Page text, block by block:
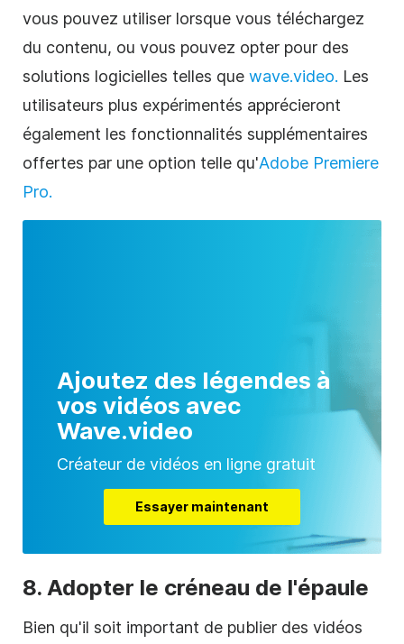
vous pouvez utiliser lorsque vous téléchargez
du contenu, ou vous pouvez opter pour des
solutions logicielles telles que wave.video. Les
utilisateurs plus expérimentés apprécieront
également les fonctionnalités supplémentaires
offertes par une option telle qu'Adobe Premiere
Pro.
Ajoutez des légendes à
vos vidéos avec
Wave.video
Créateur de vidéos en ligne gratuit
Essayer maintenant
8. Adopter le créneau de l'épaule
Bien qu'il soit important de publier des vidéos